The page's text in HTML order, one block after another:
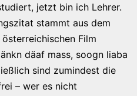
jetzt bin ich Lehrer.
stammt aus dem
Film
däaf mass, soogn liaba
sind zumindest die
– wer es nicht